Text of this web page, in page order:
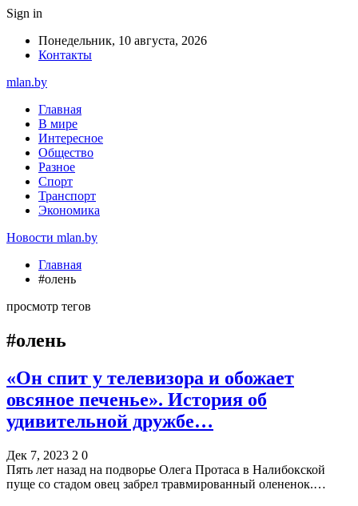
Sign in
Понедельник, 10 августа, 2026
Контакты
mlan.by
Главная
В мире
Интересное
Общество
Разное
Спорт
Транспорт
Экономика
Новости mlan.by
Главная
#олень
просмотр тегов
#олень
«Он спит у телевизора и обожает
овсяное печенье». История об
удивительной дружбе…
Дек 7, 2023 2 0
Пять лет назад на подворье Олега Протаса в Налибокской
пуще со стадом овец забрел травмированный олененок.…